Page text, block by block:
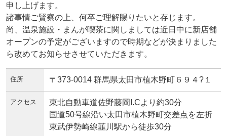
申し上げます。
諸事情ご賢察の上、何卒ご理解賜りたいと存じます。
尚、温泉施設・まんが喫茶に関しましては近日中に新店舗
オープンの予定がございますので時期などが決まりました
ら改めてお知らせさせていただきます。
住所 〒373-0014 群馬県太田市植木野町６９４?１
アクセス
東北自動車道佐野藤岡I.Cより約30分
国道50号線沿い太田市植木野町交差点を左折
東武伊勢崎線韮川駅から徒歩30分